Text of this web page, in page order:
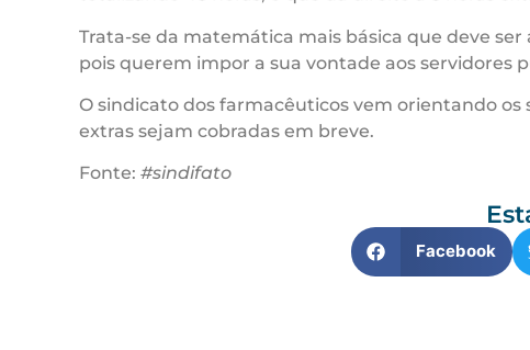
Trata-se da matemática mais básica que deve
pois querem impor a sua vontade aos servidores
O sindicato dos farmacêuticos vem orientando os
extras sejam cobradas em breve.
Fonte: #sindifato
Facebook